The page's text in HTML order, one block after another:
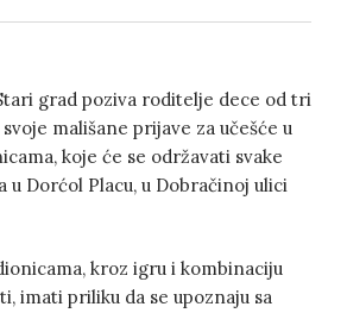
grad poziva roditelje dece od tri
mališane prijave za učešće u
koje će se održavati svake
u Dorćol Placu, u Dobračinoj ulici
kroz igru i kombinaciju
imati priliku da se upoznaju sa